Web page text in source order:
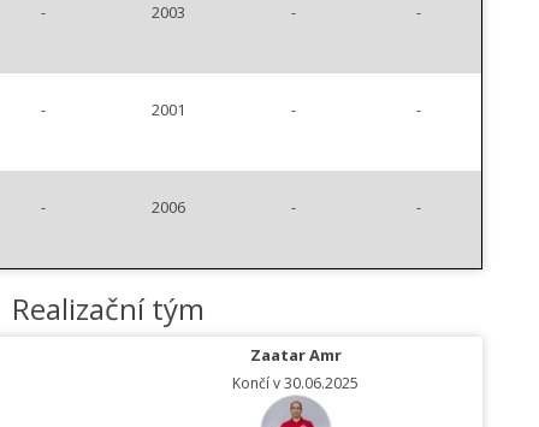
- 2003 - -
- 2001 - -
- 2006 - -
Realizační tým
Zaatar Amr
Končí v 30.06.2025